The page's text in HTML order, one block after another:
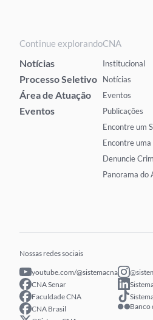
Continue explorando
Notícias
Processo Seletivo
Área de Atuação
Eventos
CNA
Institucional
Notícias
Eventos
Publicações
Encontre um
Encontre
Denuncie
Panorama do
Nossas redes sociais
youtube.com/@sistemacna
CNA Senar
Faculdade CNA
CNA Brasil
Banco